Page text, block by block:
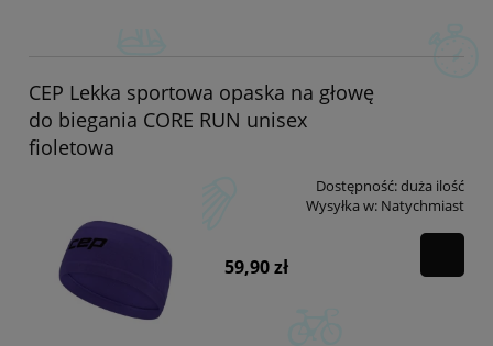
CEP Lekka sportowa opaska na głowę
do biegania CORE RUN unisex
fioletowa
Dostępność:duża ilość
Wysyłka w: Natychmiast
59,90 zł